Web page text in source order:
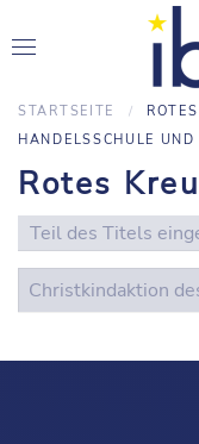
STARTSEITE
HANDELSSCHULE
Rotes
Teil des Titels
Christkindaktion